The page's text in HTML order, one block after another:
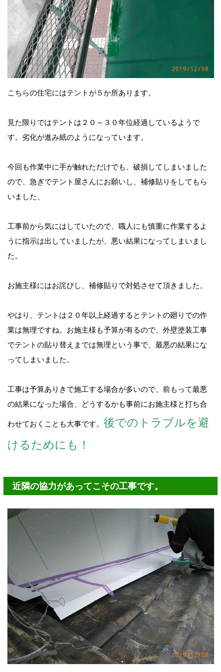
こちらの住宅にはテントが５か所あります。
見た限りではテントは２０～３０年位経過しているようで
す。劣化が進み紙のようになっています。
今回も作業中に手が触れただけでも、破損してしまいました
ので、急ぎでテント屋さんにお願いし、補修貼りをしてもら
いました。
工事前から気にはしていたので、職人にも慎重に作業するよ
うに指示は出していましたが、悪い結果になってしまいまし
た。
お施主様にはお詫びし、補修貼りで対処させて頂きました。
やはり、テントは２０年以上経過するとテントの廻りでの作
業は無理ですね。お施主様も予算が有るので、外壁塗装工事
でテントの貼り替えまでは無理という事で、最悪の結果にな
ってしまいました。
工事は予算ありきで施工する場合が多いので、前もって最悪
の結果になった場合、どうするかも事前にお施主様と打ち合
わせておくことも大事です。 後でのトラブルを避
けるためにも！
近隣の協力があってこその工事です。